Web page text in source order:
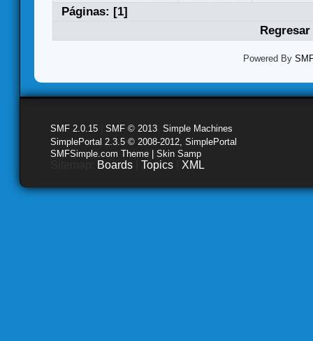
Páginas: [1]
Powered By
SMF 2.0.15 SMF © 2013 Simple Machines
SimplePortal 2.3.5 © 2008-2012, SimplePortal
SMFSimple.com Theme | Skin Samp
Boards Topics XML